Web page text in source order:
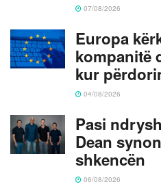
07/08/2026
Europa
kompanitë
kur
04/08/2026
Pasi
Dean
shkencën
06/08/2026